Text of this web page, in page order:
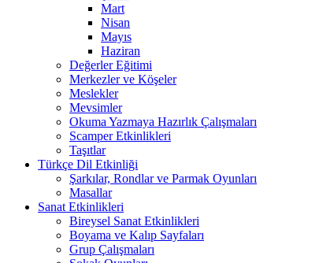
Mart
Nisan
Mayıs
Haziran
Değerler Eğitimi
Merkezler ve Köşeler
Meslekler
Mevsimler
Okuma Yazmaya Hazırlık Çalışmaları
Scamper Etkinlikleri
Taşıtlar
Türkçe Dil Etkinliği
Şarkılar, Rondlar ve Parmak Oyunları
Masallar
Sanat Etkinlikleri
Bireysel Sanat Etkinlikleri
Boyama ve Kalıp Sayfaları
Grup Çalışmaları